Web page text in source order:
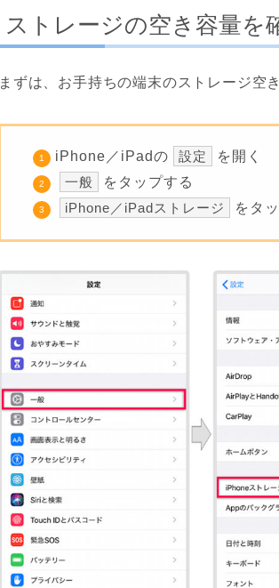
ストレージの空き容量を
まずは、お手持ちの端末のストレージ空
iPhone／iPadの 設定
を開く
一般
をタップする
iPhone／iPadストレージ
をタ